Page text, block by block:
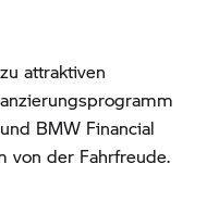
attraktiven
BMW Financial
von der Fahrfreude.